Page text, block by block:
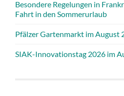
Besondere Regelungen in
Fahrt in den Sommerurlaub
Pfälzer Gartenmarkt im August
SIAK-Innovationstag 2026 im